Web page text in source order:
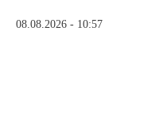
08.08.2026 - 10:57